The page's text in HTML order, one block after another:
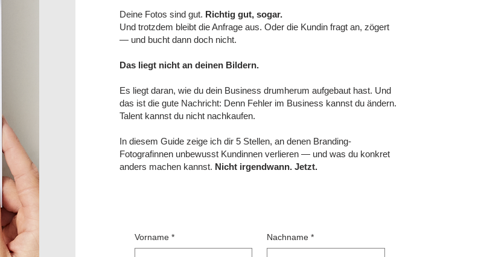
Deine Fotos sind gut. Richtig gut, sogar.
Und trotzdem bleibt die Anfrage aus. Oder die Kundin fragt an, zögert
— und bucht dann doch nicht.
Das liegt nicht an deinen Bildern.
Es liegt daran, wie du dein Business drumherum aufgebaut hast. Und
das ist die gute Nachricht: Denn Fehler im Business kannst du ändern.
Talent kannst du nicht nachkaufen.
In diesem Guide zeige ich dir 5 Stellen, an denen Branding-
Fotografinnen unbewusst Kundinnen verlieren — und was du konkret
anders machen kannst. Nicht irgendwann. Jetzt.
Vorname * Nachname *